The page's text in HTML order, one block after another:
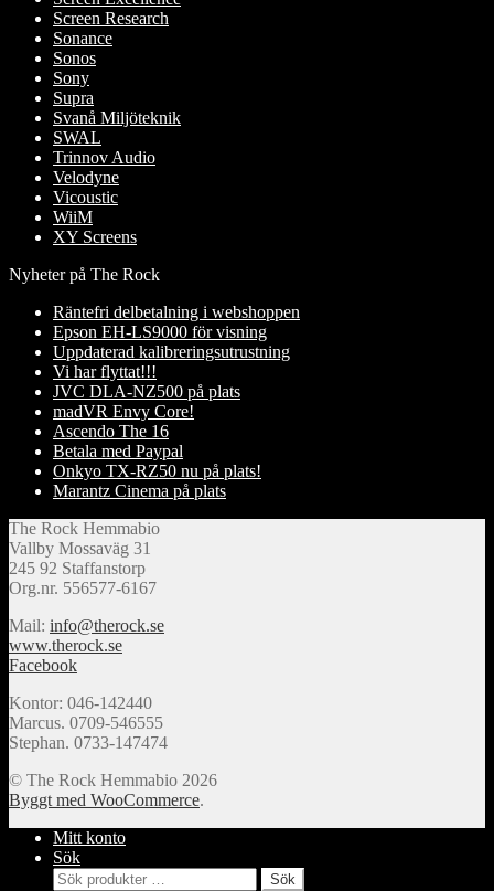
Screen Research
Sonance
Sonos
Sony
Supra
Svanå Miljöteknik
SWAL
Trinnov Audio
Velodyne
Vicoustic
WiiM
XY Screens
Nyheter på The Rock
Räntefri delbetalning i webshoppen
Epson EH-LS9000 för visning
Uppdaterad kalibreringsutrustning
Vi har flyttat!!!
JVC DLA-NZ500 på plats
madVR Envy Core!
Ascendo The 16
Betala med Paypal
Onkyo TX-RZ50 nu på plats!
Marantz Cinema på plats
The Rock Hemmabio
Vallby Mossaväg 31
245 92 Staffanstorp
Org.nr. 556577-6167
Mail: info@therock.se
www.therock.se
Facebook
Kontor: 046-142440
Marcus. 0709-546555
Stephan. 0733-147474
© The Rock Hemmabio 2026
Byggt med WooCommerce.
Mitt konto
Sök
Sök
Sök